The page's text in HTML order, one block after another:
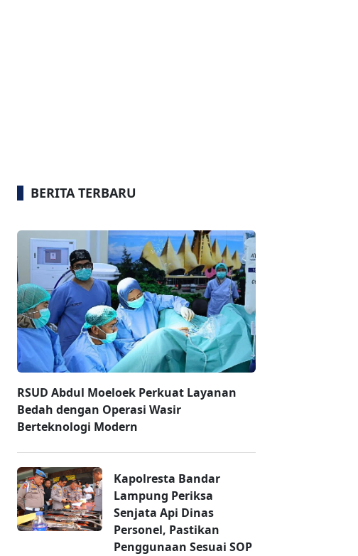
BERITA TERBARU
RSUD Abdul Moeloek Perkuat Layanan
Bedah dengan Operasi Wasir
Berteknologi Modern
Kapolresta Bandar
Lampung Periksa
Senjata Api Dinas
Personel, Pastikan
Penggunaan Sesuai SOP